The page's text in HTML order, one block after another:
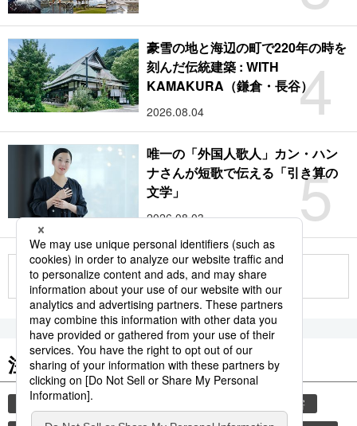
4
豪雪の地と海辺の町で220年の時を
刻んだ伝統建築 : WITH
KAMAKURA（鎌倉・長谷）
2026.08.04
5
唯一の「外国人歌人」カン・ハン
ナさんが短歌で伝える「引き算の
文学」
2026.08.03
もっと見る
注目のキーワード
共同通信ニュース
災害